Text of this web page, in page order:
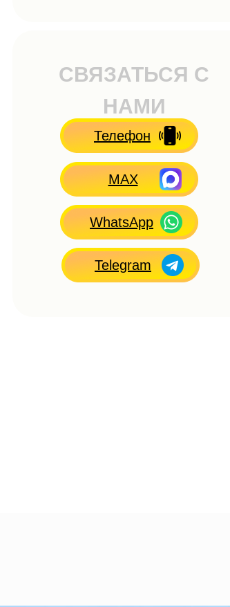
СВЯЗАТЬСЯ С
НАМИ
Telegram
WhatsApp
MAX
Телефон